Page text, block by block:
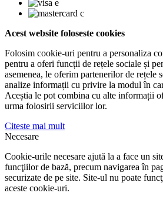
Acest website foloseste cookies
Folosim cookie-uri pentru a personaliza
pentru a oferi funcții de rețele sociale și
asemenea, le oferim partenerilor de rețele
analize informații cu privire la modul în
Aceștia le pot combina cu alte informații
urma folosirii serviciilor lor.
Citeste mai mult
Necesare
Cookie-urile necesare ajută la a face un
funcţiilor de bază, precum navigarea în
securizate de pe site. Site-ul nu poate
aceste cookie-uri.